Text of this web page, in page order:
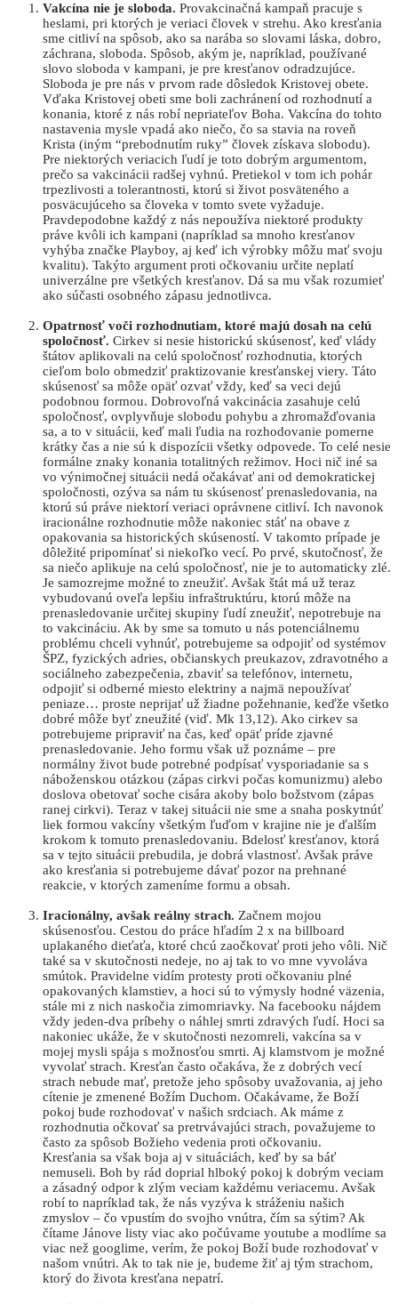
Vakcína nie je sloboda. Provakcinačná kampaň pracuje s
heslami, pri ktorých je veriaci človek v strehu. Ako kresťania
sme citliví na spôsob, ako sa narába so slovami láska, dobro,
záchrana, sloboda. Spôsob, akým je, napríklad, používané
slovo sloboda v kampani, je pre kresťanov odradzujúce.
Sloboda je pre nás v prvom rade dôsledok Kristovej obete.
Vďaka Kristovej obeti sme boli zachránení od rozhodnutí a
konania, ktoré z nás robí nepriateľov Boha. Vakcína do tohto
nastavenia mysle vpadá ako niečo, čo sa stavia na roveň
Krista (iným “prebodnutím ruky” človek získava slobodu).
Pre niektorých veriacich ľudí je toto dobrým argumentom,
prečo sa vakcinácii radšej vyhnú. Pretiekol v tom ich pohár
trpezlivosti a tolerantnosti, ktorú si život posväteného a
posväcujúceho sa človeka v tomto svete vyžaduje.
Pravdepodobne každý z nás nepoužíva niektoré produkty
práve kvôli ich kampani (napríklad sa mnoho kresťanov
vyhýba značke Playboy, aj keď ich výrobky môžu mať svoju
kvalitu). Takýto argument proti očkovaniu určite neplatí
univerzálne pre všetkých kresťanov. Dá sa mu však rozumieť
ako súčasti osobného zápasu jednotlivca.
Opatrnosť voči rozhodnutiam, ktoré majú dosah na celú
spoločnosť. Cirkev si nesie historickú skúsenosť, keď vlády
štátov aplikovali na celú spoločnosť rozhodnutia, ktorých
cieľom bolo obmedziť praktizovanie kresťanskej viery. Táto
skúsenosť sa môže opäť ozvať vždy, keď sa veci dejú
podobnou formou. Dobrovoľná vakcinácia zasahuje celú
spoločnosť, ovplyvňuje slobodu pohybu a zhromažďovania
sa, a to v situácii, keď mali ľudia na rozhodovanie pomerne
krátky čas a nie sú k dispozícii všetky odpovede. To celé nesie
formálne znaky konania totalitných režimov. Hoci nič iné sa
vo výnimočnej situácii nedá očakávať ani od demokratickej
spoločnosti, ozýva sa nám tu skúsenosť prenasledovania, na
ktorú sú práve niektorí veriaci oprávnene citliví. Ich navonok
iracionálne rozhodnutie môže nakoniec stáť na obave z
opakovania sa historických skúseností. V takomto prípade je
dôležité pripomínať si niekoľko vecí. Po prvé, skutočnosť, že
sa niečo aplikuje na celú spoločnosť, nie je to automaticky zlé.
Je samozrejme možné to zneužiť. Avšak štát má už teraz
vybudovanú oveľa lepšiu infraštruktúru, ktorú môže na
prenasledovanie určitej skupiny ľudí zneužiť, nepotrebuje na
to vakcináciu. Ak by sme sa tomuto u nás potenciálnemu
problému chceli vyhnúť, potrebujeme sa odpojiť od systémov
ŠPZ, fyzických adries, občianskych preukazov, zdravotného a
sociálneho zabezpečenia, zbaviť sa telefónov, internetu,
odpojiť si odberné miesto elektriny a najmä nepoužívať
peniaze… proste neprijať už žiadne požehnanie, keďže všetko
dobré môže byť zneužité (viď. Mk 13,12). Ako cirkev sa
potrebujeme pripraviť na čas, keď opäť príde zjavné
prenasledovanie. Jeho formu však už poznáme – pre
normálny život bude potrebné podpísať vysporiadanie sa s
náboženskou otázkou (zápas cirkvi počas komunizmu) alebo
doslova obetovať soche cisára akoby bolo božstvom (zápas
ranej cirkvi). Teraz v takej situácii nie sme a snaha poskytnúť
liek formou vakcíny všetkým ľuďom v krajine nie je ďalším
krokom k tomuto prenasledovaniu. Bdelosť kresťanov, ktorá
sa v tejto situácii prebudila, je dobrá vlastnosť. Avšak práve
ako kresťania si potrebujeme dávať pozor na prehnané
reakcie, v ktorých zameníme formu a obsah.
Iracionálny, avšak reálny strach. Začnem mojou
skúsenosťou. Cestou do práce hľadím 2 x na billboard
uplakaného dieťaťa, ktoré chcú zaočkovať proti jeho vôli. Nič
také sa v skutočnosti nedeje, no aj tak to vo mne vyvoláva
smútok. Pravidelne vidím protesty proti očkovaniu plné
opakovaných klamstiev, a hoci sú to výmysly hodné väzenia,
stále mi z nich naskočia zimomriavky. Na facebooku nájdem
vždy jeden-dva príbehy o náhlej smrti zdravých ľudí. Hoci sa
nakoniec ukáže, že v skutočnosti nezomreli, vakcína sa v
mojej mysli spája s možnosťou smrti. Aj klamstvom je možné
vyvolať strach. Kresťan často očakáva, že z dobrých vecí
strach nebude mať, pretože jeho spôsoby uvažovania, aj jeho
cítenie je zmenené Božím Duchom. Očakávame, že Boží
pokoj bude rozhodovať v našich srdciach. Ak máme z
rozhodnutia očkovať sa pretrvávajúci strach, považujeme to
často za spôsob Božieho vedenia proti očkovaniu.
Kresťania sa však boja aj v situáciách, keď by sa báť
nemuseli. Boh by rád doprial hlboký pokoj k dobrým veciam
a zásadný odpor k zlým veciam každému veriacemu. Avšak
robí to napríklad tak, že nás vyzýva k stráženiu našich
zmyslov – čo vpustím do svojho vnútra, čím sa sýtim? Ak
čítame Jánove listy viac ako počúvame youtube a modlíme sa
viac než googlime, verím, že pokoj Boží bude rozhodovať v
našom vnútri. Ak to tak nie je, budeme žiť aj tým strachom,
ktorý do života kresťana nepatrí.